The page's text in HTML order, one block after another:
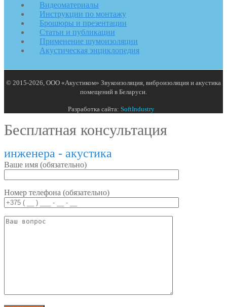
Видеоматериалы
Инструкции по монтажу
Брошюры и презентации
Статьи и публикации
Применение шумоизоляции
Акустическая энциклопедия
© 2015-2026, ООО «Акустиком» Звукоизоляция, виброизоляция и акустика
помещений в Беларуси.
Разработка сайта: SoftIndustry
Бесплатная консультация
инженера - акустика
Ваше имя (обязательно)
Номер телефона (обязательно)